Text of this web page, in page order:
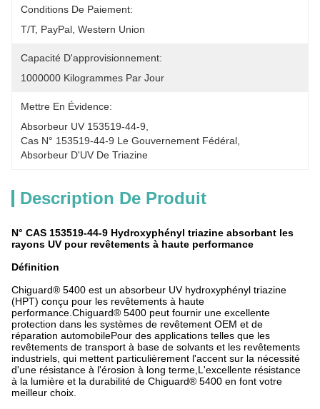
Conditions De Paiement:
T/T, PayPal, Western Union
Capacité D'approvisionnement:
1000000 Kilogrammes Par Jour
Mettre En Évidence:
Absorbeur UV 153519-44-9
Cas N° 153519-44-9 Le Gouvernement Fédéral
Absorbeur D'UV De Triazine
Description De Produit
N° CAS 153519-44-9 Hydroxyphényl triazine absorbant les
rayons UV pour revêtements à haute performance
Définition
Chiguard® 5400 est un absorbeur UV hydroxyphényl triazine
(HPT) conçu pour les revêtements à haute
performance.Chiguard® 5400 peut fournir une excellente
protection dans les systèmes de revêtement OEM et de
réparation automobilePour des applications telles que les
revêtements de transport à base de solvants et les revêtements
industriels, qui mettent particulièrement l'accent sur la nécessité
d'une résistance à l'érosion à long terme,L'excellente résistance
à la lumière et la durabilité de Chiguard® 5400 en font votre
meilleur choix.